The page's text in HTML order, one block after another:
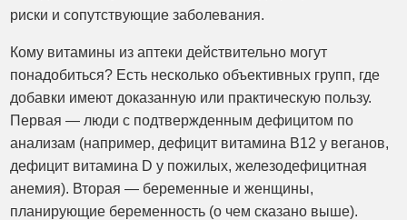
риски и сопутствующие заболевания.
Кому витамины из аптеки действительно могут
понадобиться? Есть несколько объективных групп, где
добавки имеют доказанную или практическую пользу.
Первая — люди с подтвержденным дефицитом по
анализам (например, дефицит витамина В12 у веганов,
дефицит витамина D у пожилых, железодефицитная
анемия). Вторая — беременные и женщины,
планирующие беременность (о чем сказано выше).